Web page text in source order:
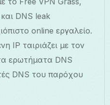
DNS leak
online εργαλείο.
IP ταιριάζει με τον
ερωτήματα DNS
DNS του παρόχου